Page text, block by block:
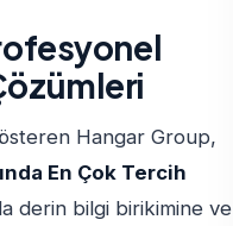
Hangar Group,
En Çok Tercih
derin bilgi birikimine ve